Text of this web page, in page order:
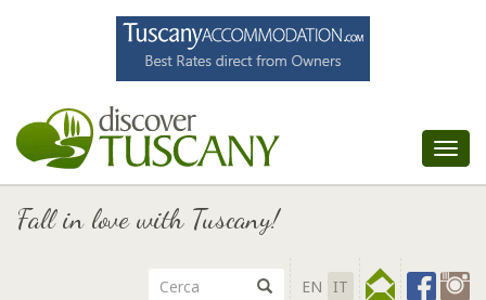
Fall in love with Tuscany!
EN IT